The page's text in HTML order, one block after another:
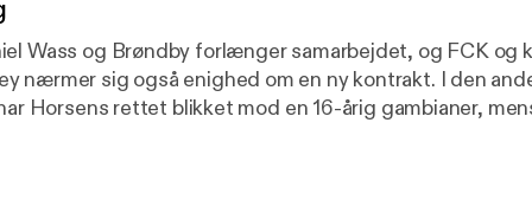
Wass og Brøndby forlænger samarbejdet, og FCK og
nærmer sig også enighed om en ny kontrakt. I den
Horsens rettet blikket mod en 16-årig gambianer,
til Aarhus Stiftstidende-journalisterne Dennis Bjerre og